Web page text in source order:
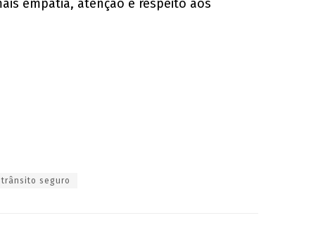
empatia, atenção e respeito aos
trânsito seguro